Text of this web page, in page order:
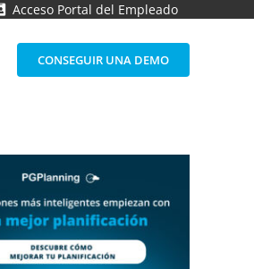
Acceso Portal del Empleado
CONSEGUIR UNA DEMO